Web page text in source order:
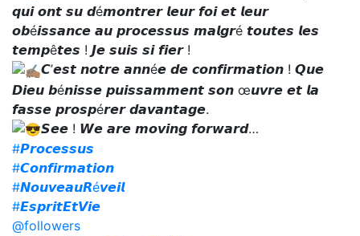
𝙦𝙪𝙞 𝙤𝙣𝙩 𝙨𝙪 𝙙é𝙢𝙤𝙣𝙩𝙧𝙚𝙧 𝙡𝙚𝙪𝙧 𝙛𝙤𝙞 𝙚𝙩 𝙡𝙚𝙪𝙧
𝙤𝙗é𝙞𝙨𝙨𝙖𝙣𝙘𝙚 𝙖𝙪 𝙥𝙧𝙤𝙘𝙚𝙨𝙨𝙪𝙨 𝙢𝙖𝙡𝙜𝙧é 𝙩𝙤𝙪𝙩𝙚𝙨 𝙡𝙚𝙨
𝙩𝙚𝙢𝙥ê𝙩𝙚𝙨 ! 𝙅𝙚 𝙨𝙪𝙞𝙨 𝙨𝙞 𝙛𝙞𝙚𝙧 !
𝘾’𝙚𝙨𝙩 𝙣𝙤𝙩𝙧𝙚 𝙖𝙣𝙣é𝙚 𝙙𝙚 𝙘𝙤𝙣𝙛𝙞𝙧𝙢𝙖𝙩𝙞𝙤𝙣 ! 𝙌𝙪𝙚
𝘿𝙞𝙚𝙪 𝙗é𝙣𝙞𝙨𝙨𝙚 𝙥𝙪𝙞𝙨𝙨𝙖𝙢𝙢𝙚𝙣𝙩 𝙨𝙤𝙣 œ𝙪𝙫𝙧𝙚 𝙚𝙩 𝙡𝙖
𝙛𝙖𝙨𝙨𝙚 𝙥𝙧𝙤𝙨𝙥é𝙧𝙚𝙧 𝙙𝙖𝙫𝙖𝙣𝙩𝙖𝙜𝙚.
𝙎𝙚𝙚 ! 𝙒𝙚 𝙖𝙧𝙚 𝙢𝙤𝙫𝙞𝙣𝙜 𝙛𝙤𝙧𝙬𝙖𝙧𝙙…
#𝙋𝙧𝙤𝙘𝙚𝙨𝙨𝙪𝙨
#𝘾𝙤𝙣𝙛𝙞𝙧𝙢𝙖𝙩𝙞𝙤𝙣
#𝙉𝙤𝙪𝙫𝙚𝙖𝙪𝙍é𝙫𝙚𝙞𝙡
#𝙀𝙨𝙥𝙧𝙞𝙩𝙀𝙩𝙑𝙞𝙚
@followers